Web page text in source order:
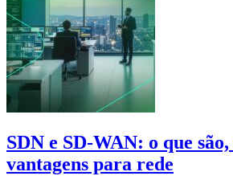
SDN e SD-WAN: o que
vantagens para rede